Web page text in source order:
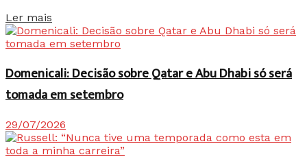
Ler mais
Domenicali: Decisão sobre Qatar e Abu Dhabi só será
tomada em setembro
29/07/2026